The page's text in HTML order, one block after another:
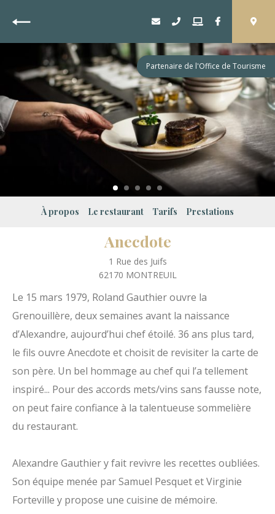
Retour
Partenaire de l'Office de Tourisme
À propos Le restaurant Tarifs Prestations
Anecdote
1 Rue des Juifs
62170 MONTREUIL
Le 15 mars 1979, Roland Gauthier ouvre la
Grenouillère, deux semaines avant la naissance
d’Alexandre, aujourd’hui chef étoilé. 36 ans plus tard,
le fils ouvre Anecdote et choisit de revisiter la carte de
son père. Un bel hommage au chef qui l’a tellement
inspiré... Pour des accords mets/vins sans fausse note,
on peut faire confiance à la talentueuse sommelière
du restaurant.
Alexandre Gauthier y fait revivre les recettes oubliées.
Son équipe menée par Samuel Pesquet et Virginie
Forteville y propose une cuisine de mémoire.